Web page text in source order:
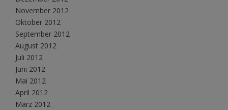
November 2012
Oktober 2012
September 2012
August 2012
Juli 2012
Juni 2012
Mai 2012
April 2012
März 2012